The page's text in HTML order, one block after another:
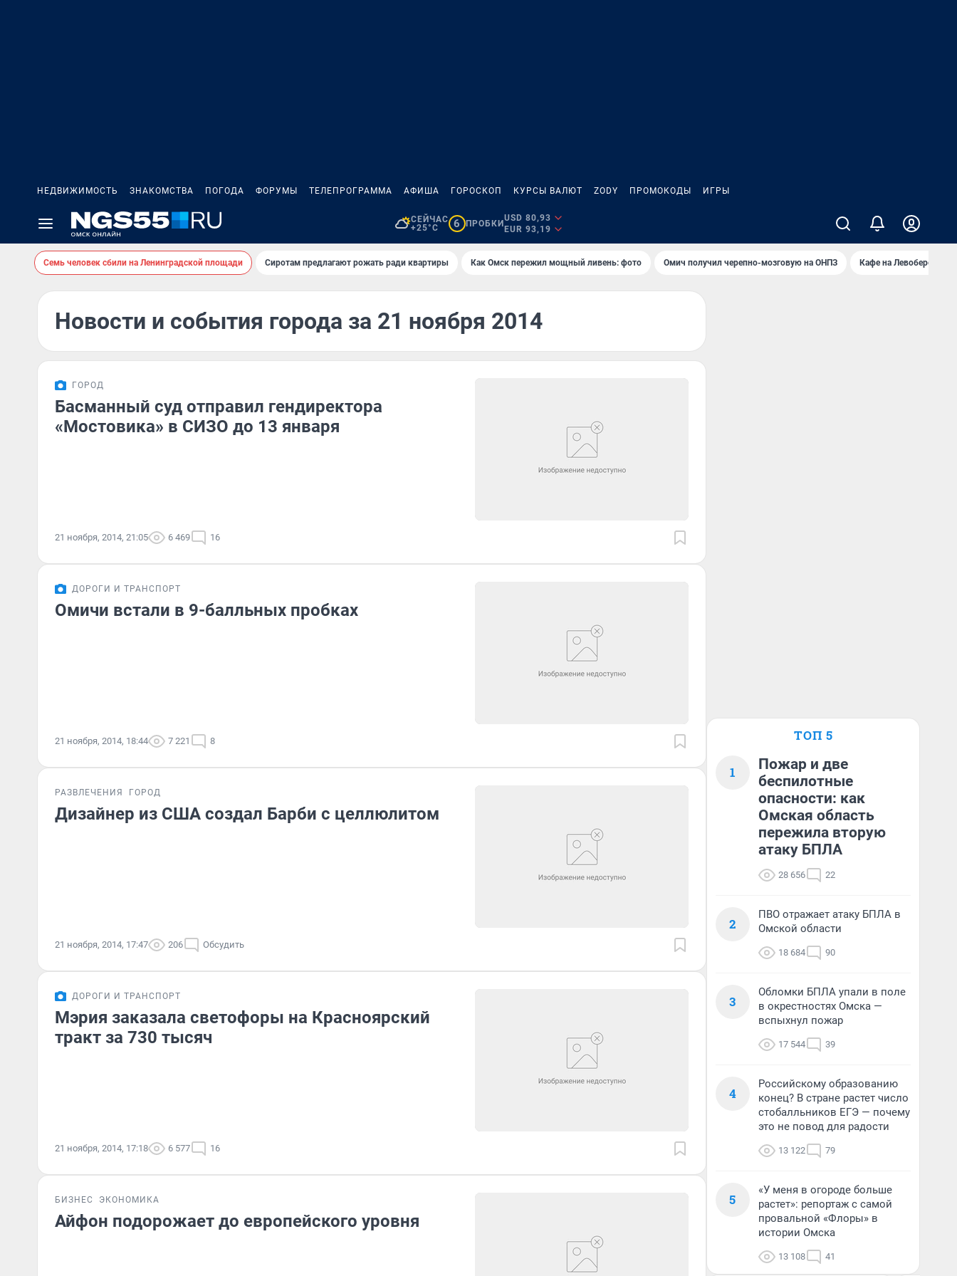
НЕДВИЖИМОСТЬ ЗНАКОМСТВА ПОГОДА ФОРУМЫ ТЕЛЕПРОГРАММА АФИША ГОРОСКОП КУРСЫ ВАЛЮТ ZODY ПРОМОКОДЫ ИГРЫ
СЕЙЧАС
+25°C
6 ПРОБКИ
USD 80,93
EUR 93,19
Семь человек сбили на Ленинградской площади Сиротам предлагают рожать ради квартиры Как Омск пережил мощный ливень: фото Омич получил черепно-мозговую на ОНПЗ Кафе на Левобережье
Новости и события города за 21 ноября 2014
ГОРОД
Басманный суд отправил гендиректора
«Мостовика» в СИЗО до 13 января
21 ноября, 2014, 21:05 6 469 16
ДОРОГИ И ТРАНСПОРТ
Омичи встали в 9-балльных пробках
21 ноября, 2014, 18:44 7 221 8
РАЗВЛЕЧЕНИЯ ГОРОД
Дизайнер из США создал Барби с целлюлитом
21 ноября, 2014, 17:47 206 Обсудить
ДОРОГИ И ТРАНСПОРТ
Мэрия заказала светофоры на Красноярский
тракт за 730 тысяч
21 ноября, 2014, 17:18 6 577 16
БИЗНЕС ЭКОНОМИКА
Айфон подорожает до европейского уровня
ТОП 5
1
Пожар и две
беспилотные
опасности: как
Омская область
пережила вторую
атаку БПЛА
28 656 22
2
ПВО отражает атаку БПЛА в
Омской области
18 684 90
3
Обломки БПЛА упали в поле
в окрестностях Омска —
вспыхнул пожар
17 544 39
4
Российскому образованию
конец? В стране растет число
стобалльников ЕГЭ — почему
это не повод для радости
13 122 79
5
«У меня в огороде больше
растет»: репортаж с самой
провальной «Флоры» в
истории Омска
13 108 41